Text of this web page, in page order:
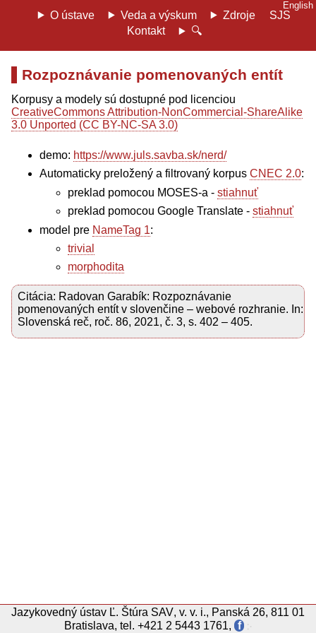
English
O ústave Veda a výskum Zdroje
SJS
Kontakt
🔍
Rozpoznávanie pomenovaných entít
Korpusy a modely sú dostupné pod licenciou
CreativeCommons Attribution-NonCommercial-ShareAlike
3.0 Unported (CC BY-NC-SA 3.0)
demo: https://www.juls.savba.sk/nerd/
Automaticky preložený a filtrovaný korpus CNEC 2.0:
preklad pomocou MOSES-a - stiahnuť
preklad pomocou Google Translate - stiahnuť
model pre NameTag 1:
trivial
morphodita
Citácia: Radovan Garabík: Rozpoznávanie
pomenovaných entít v slovenčine – webové rozhranie. In:
Slovenská reč, roč. 86, 2021, č. 3, s. 402 – 405.
Jazykovedný ústav Ľ. Štúra SAV, v. v. i., Panská 26, 811 01
Bratislava, tel. +421 2 5443 1761, f ჻